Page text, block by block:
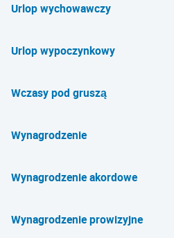
Urlop wychowawczy
Urlop wypoczynkowy
Wczasy pod gruszą
Wynagrodzenie
Wynagrodzenie akordowe
Wynagrodzenie prowizyjne